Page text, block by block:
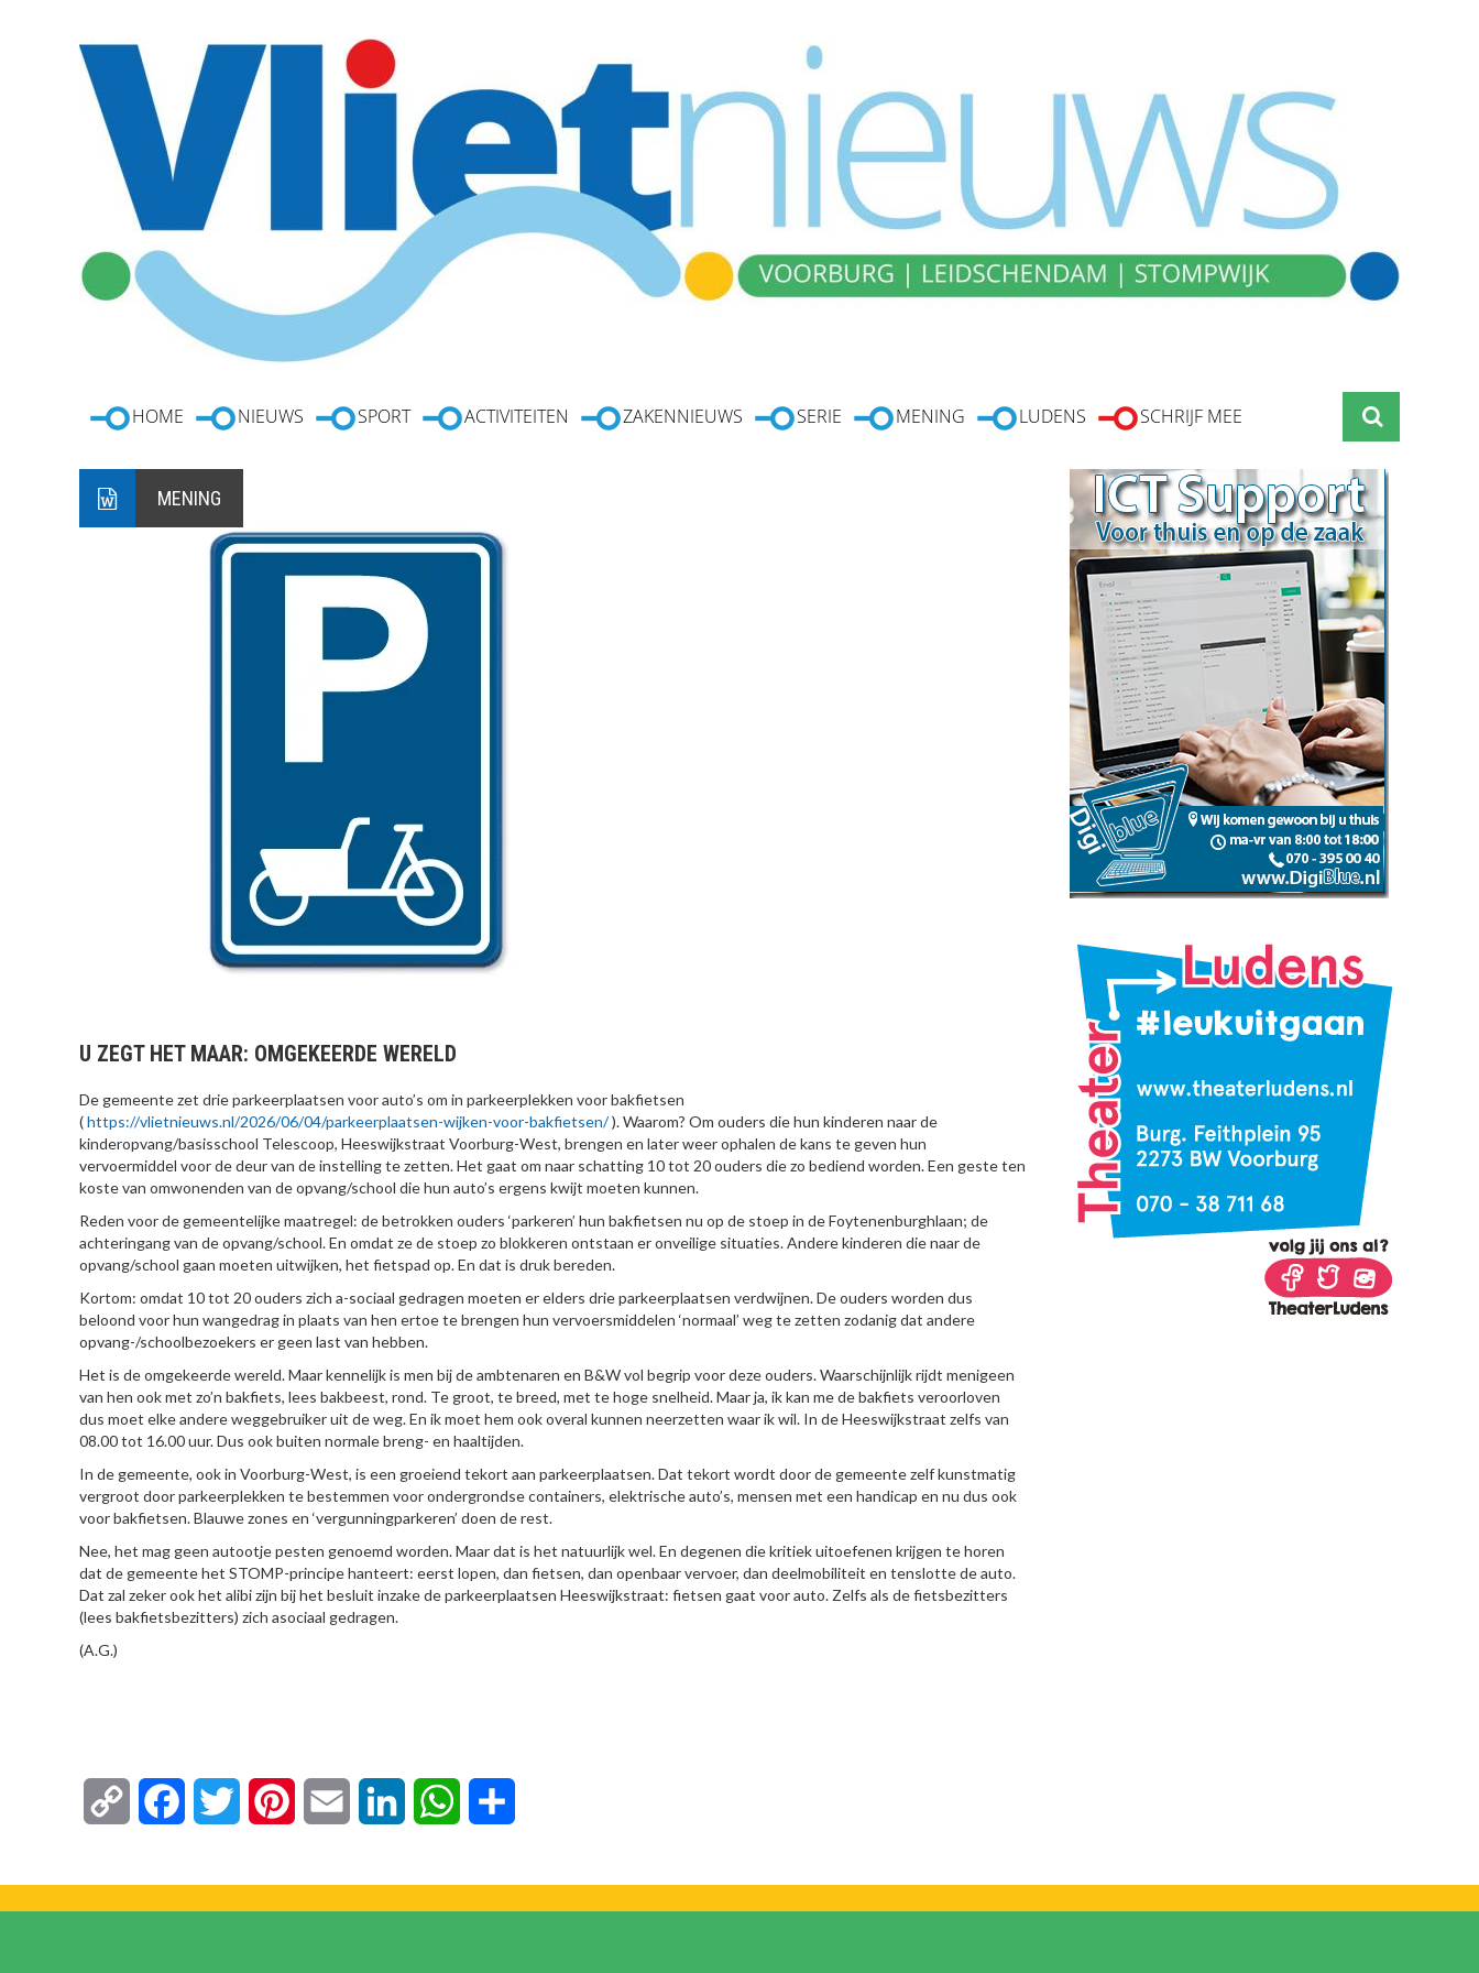
HOME NIEUWS SPORT ACTIVITEITEN ZAKENNIEUWS SERIE MENING LUDENS SCHRIJF MEE
MENING
U ZEGT HET MAAR: OMGEKEERDE WERELD
De gemeente zet drie parkeerplaatsen voor auto’s om in parkeerplekken voor bakfietsen
(https://vlietnieuws.nl/2026/06/04/parkeerplaatsen-wijken-voor-bakfietsen/). Waarom? Om ouders die hun kinderen naar de
kinderopvang/basisschool Telescoop, Heeswijkstraat Voorburg-West, brengen en later weer ophalen de kans te geven hun
vervoermiddel voor de deur van de instelling te zetten. Het gaat om naar schatting 10 tot 20 ouders die zo bediend worden. Een geste ten
koste van omwonenden van de opvang/school die hun auto’s ergens kwijt moeten kunnen.
Reden voor de gemeentelijke maatregel: de betrokken ouders ‘parkeren’ hun bakfietsen nu op de stoep in de Foytenenburghlaan; de
achteringang van de opvang/school. En omdat ze de stoep zo blokkeren ontstaan er onveilige situaties. Andere kinderen die naar de
opvang/school gaan moeten uitwijken, het fietspad op. En dat is druk bereden.
Kortom: omdat 10 tot 20 ouders zich a-sociaal gedragen moeten er elders drie parkeerplaatsen verdwijnen. De ouders worden dus
beloond voor hun wangedrag in plaats van hen ertoe te brengen hun vervoersmiddelen ‘normaal’ weg te zetten zodanig dat andere
opvang-/schoolbezoekers er geen last van hebben.
Het is de omgekeerde wereld. Maar kennelijk is men bij de ambtenaren en B&W vol begrip voor deze ouders. Waarschijnlijk rijdt menigeen
van hen ook met zo’n bakfiets, lees bakbeest, rond. Te groot, te breed, met te hoge snelheid. Maar ja, ik kan me de bakfiets veroorloven
dus moet elke andere weggebruiker uit de weg. En ik moet hem ook overal kunnen neerzetten waar ik wil. In de Heeswijkstraat zelfs van
08.00 tot 16.00 uur. Dus ook buiten normale breng- en haaltijden.
In de gemeente, ook in Voorburg-West, is een groeiend tekort aan parkeerplaatsen. Dat tekort wordt door de gemeente zelf kunstmatig
vergroot door parkeerplekken te bestemmen voor ondergrondse containers, elektrische auto’s, mensen met een handicap en nu dus ook
voor bakfietsen. Blauwe zones en ‘vergunningparkeren’ doen de rest.
Nee, het mag geen autootje pesten genoemd worden. Maar dat is het natuurlijk wel. En degenen die kritiek uitoefenen krijgen te horen
dat de gemeente het STOMP-principe hanteert: eerst lopen, dan fietsen, dan openbaar vervoer, dan deelmobiliteit en tenslotte de auto.
Dat zal zeker ook het alibi zijn bij het besluit inzake de parkeerplaatsen Heeswijkstraat: fietsen gaat voor auto. Zelfs als de fietsbezitters
(lees bakfietsbezitters) zich asociaal gedragen.
(A.G.)
Copy FacebookTwitter Pinterest Email LinkedIn WhatsApp